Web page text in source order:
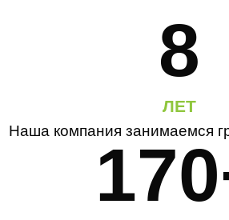
8
ЛЕТ
Наша компания занимаемся